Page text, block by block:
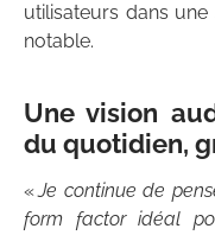
utilisateurs dans
notable.
Une vision
du quotidien,
«Je continue de
form factor idéal